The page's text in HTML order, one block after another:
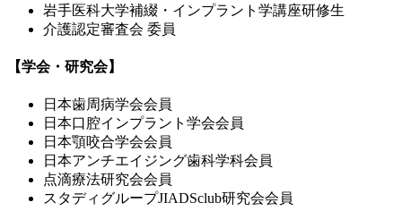
岩手医科大学補綴・インプラント学講座研修生
介護認定審査会 委員
【学会・研究会】
日本歯周病学会会員
日本口腔インプラント学会会員
日本顎咬合学会会員
日本アンチエイジング歯科学科会員
点滴療法研究会会員
スタディグループJIADSclub研究会会員